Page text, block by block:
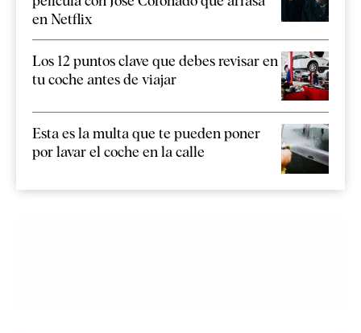
en Netflix
Los 12 puntos clave que debes revisar en
tu coche antes de viajar
Esta es la multa que te pueden poner
por lavar el coche en la calle